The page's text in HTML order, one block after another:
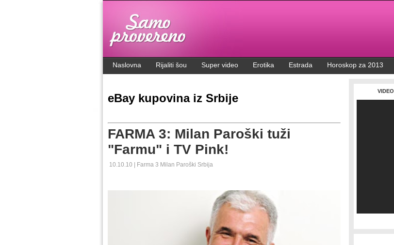
Naslovna Rijaliti šou Super video Erotika Estrada Horoskop za 2013
eBay kupovina iz Srbije
FARMA 3: Milan Paroški tuži
"Farmu" i TV Pink!
10.10.10 | Farma 3 Milan Paroški Srbija
VIDEO